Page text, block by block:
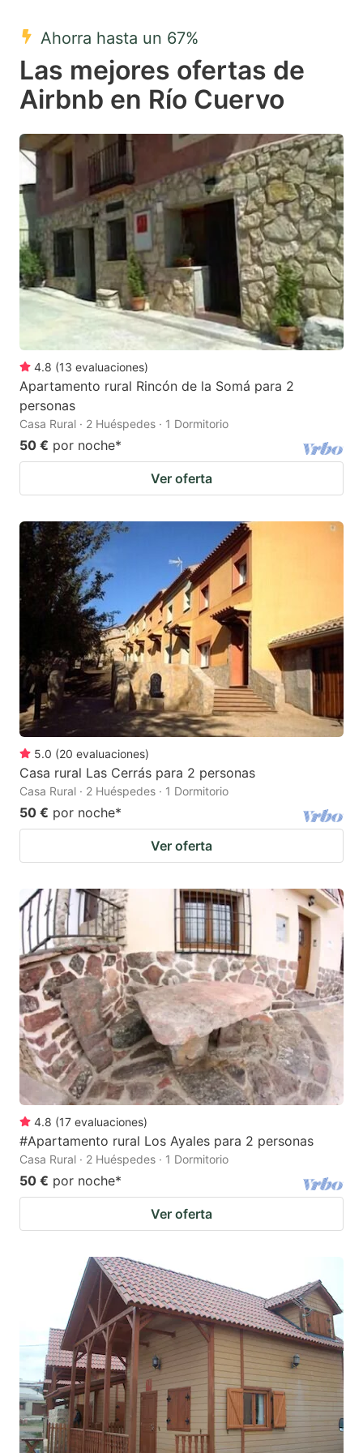
key
to
get
keyboard
shortcuts
for
changing
dates.
to
get
the
keyboard
shortcuts
for
changing
dates.
Ahorra hasta un 67%
Las mejores ofertas de
Airbnb en Río Cuervo
4.8 (13 evaluaciones)
Apartamento rural Rincón de la Somá para 2
personas
Casa Rural · 2 Huéspedes · 1 Dormitorio
50 € por noche*
Ver oferta
5.0 (20 evaluaciones)
Casa rural Las Cerrás para 2 personas
Casa Rural · 2 Huéspedes · 1 Dormitorio
50 € por noche*
Ver oferta
4.8 (17 evaluaciones)
#Apartamento rural Los Ayales para 2 personas
Casa Rural · 2 Huéspedes · 1 Dormitorio
50 € por noche*
Ver oferta